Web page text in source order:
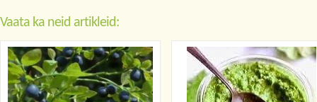
Vaata ka neid artikleid: